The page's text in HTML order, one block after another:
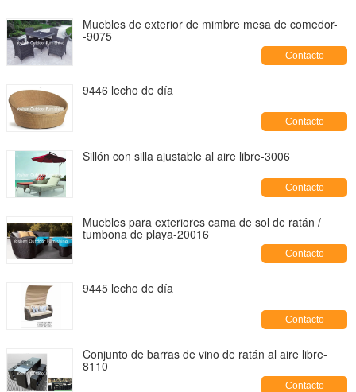
Muebles de exterior de mimbre mesa de comedor-
-9075
Contacto
9446 lecho de día
Contacto
Sillón con silla ajustable al aire libre-3006
Contacto
Muebles para exteriores cama de sol de ratán /
tumbona de playa-20016
Contacto
9445 lecho de día
Contacto
Conjunto de barras de vino de ratán al aire libre-
8110
Contacto